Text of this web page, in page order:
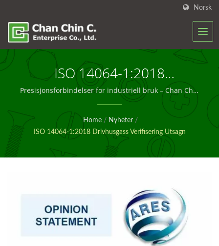
Norsk
ISO 14064-1:2018
Drivhusgass Verifisering
Utsagn | Ingeniørfester For
Bygg – Chan Chin C.
Presisjonsforbindelser for industriell bruk – Chan Chin
C.
Home / Nyheter /
ISO 14064-1:2018 Drivhusgass Verifisering Utsagn